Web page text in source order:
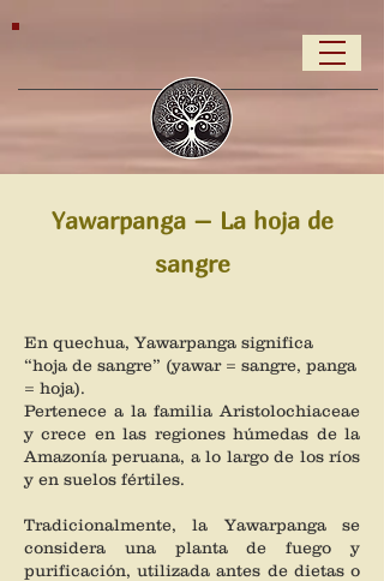
Yawarpanga – La hoja de
sangre
En quechua, Yawarpanga significa
“hoja de sangre” (yawar = sangre, panga
= hoja).
Pertenece a la familia Aristolochiaceae
y crece en las regiones húmedas de la
Amazonía peruana, a lo largo de los ríos
y en suelos fértiles.
Tradicionalmente, la Yawarpanga se
considera una planta de fuego y
purificación, utilizada antes de dietas o